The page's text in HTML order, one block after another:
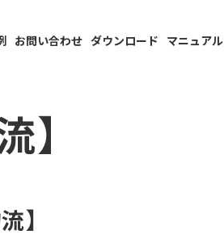
お問い合わせ ダウンロード マニュアル
】